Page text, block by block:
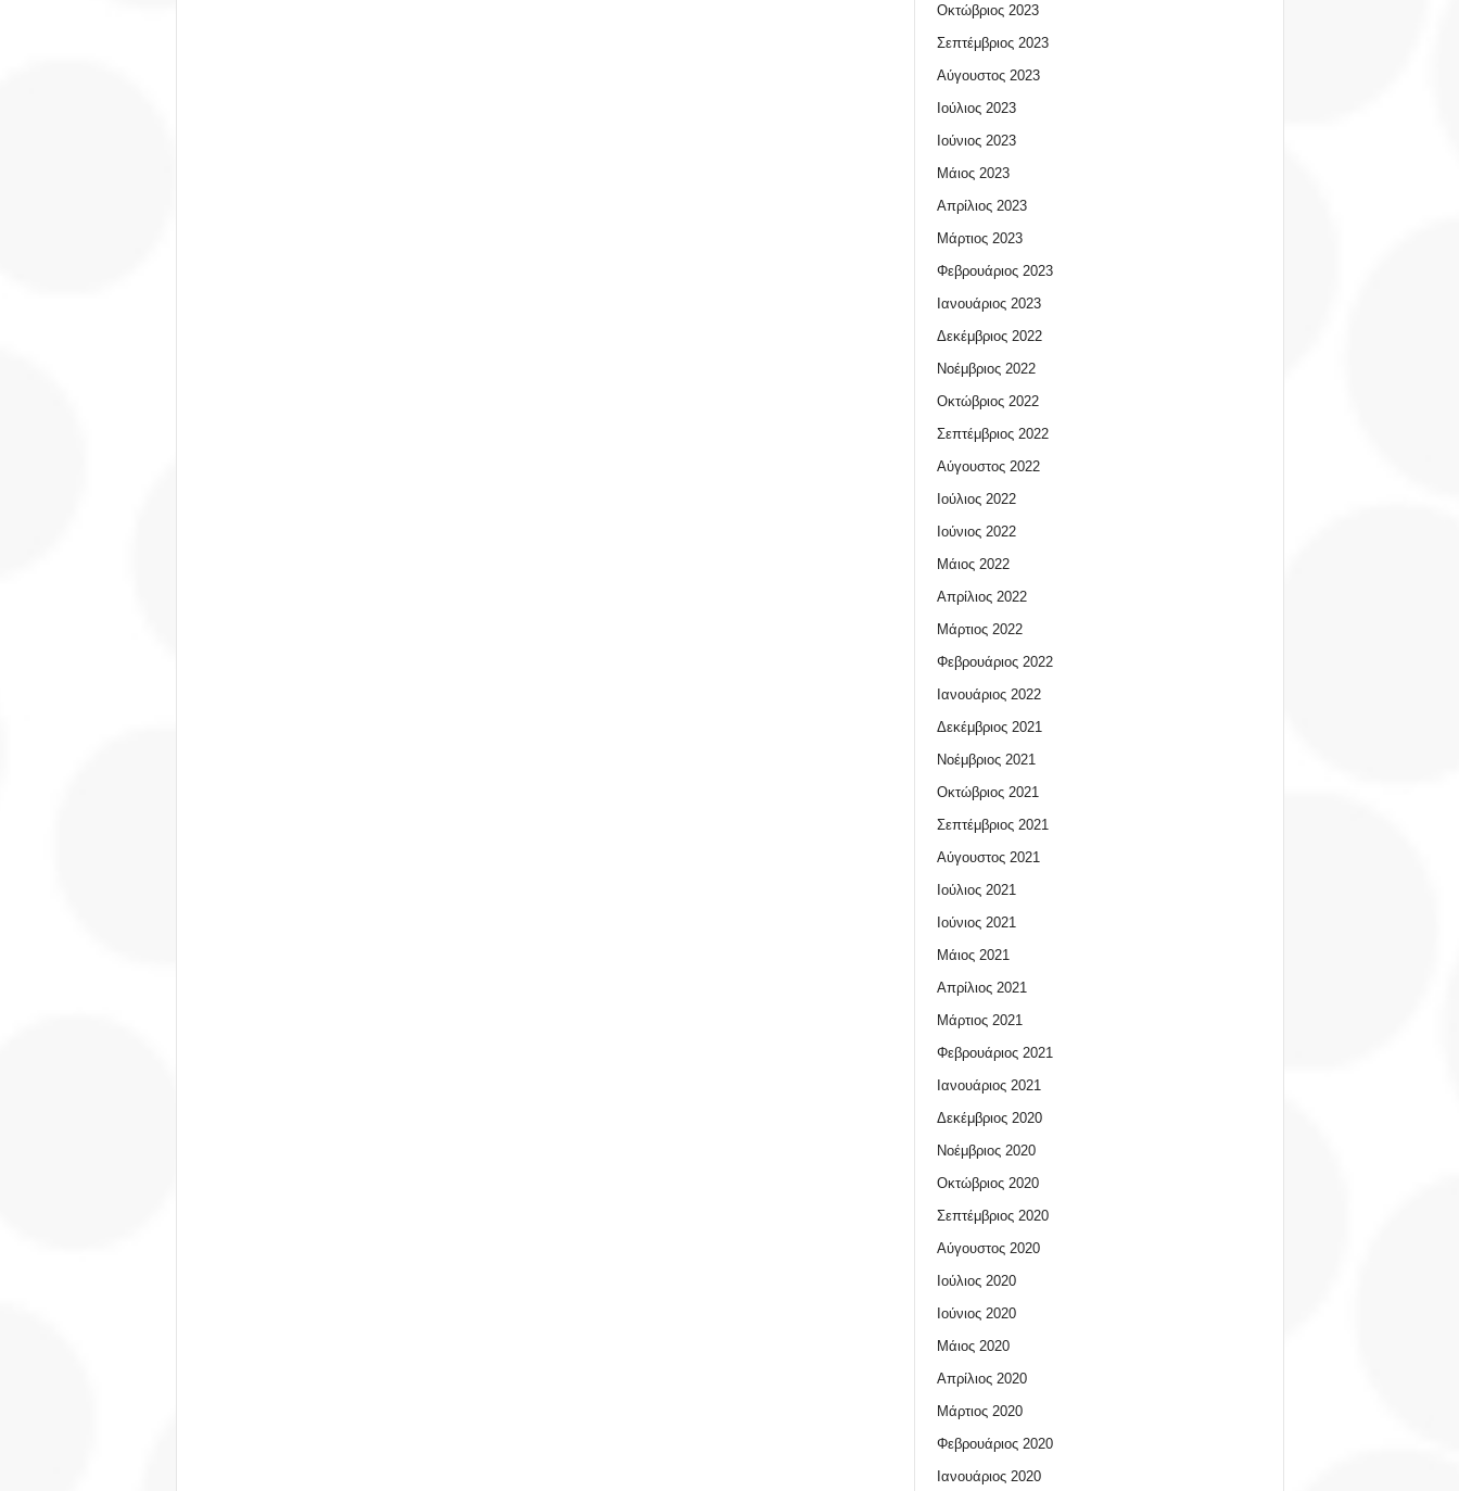
Οκτώβριος 2023
Σεπτέμβριος 2023
Αύγουστος 2023
Ιούλιος 2023
Ιούνιος 2023
Μάιος 2023
Απρίλιος 2023
Μάρτιος 2023
Φεβρουάριος 2023
Ιανουάριος 2023
Δεκέμβριος 2022
Νοέμβριος 2022
Οκτώβριος 2022
Σεπτέμβριος 2022
Αύγουστος 2022
Ιούλιος 2022
Ιούνιος 2022
Μάιος 2022
Απρίλιος 2022
Μάρτιος 2022
Φεβρουάριος 2022
Ιανουάριος 2022
Δεκέμβριος 2021
Νοέμβριος 2021
Οκτώβριος 2021
Σεπτέμβριος 2021
Αύγουστος 2021
Ιούλιος 2021
Ιούνιος 2021
Μάιος 2021
Απρίλιος 2021
Μάρτιος 2021
Φεβρουάριος 2021
Ιανουάριος 2021
Δεκέμβριος 2020
Νοέμβριος 2020
Οκτώβριος 2020
Σεπτέμβριος 2020
Αύγουστος 2020
Ιούλιος 2020
Ιούνιος 2020
Μάιος 2020
Απρίλιος 2020
Μάρτιος 2020
Φεβρουάριος 2020
Ιανουάριος 2020